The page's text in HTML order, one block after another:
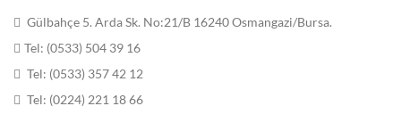
Gülbahçe 5. Arda Sk. No:21/B 16240 Osmangazi/Bursa.
Tel: (0533) 504 39 16
Tel: (0533) 357 42 12
Tel: (0224) 221 18 66